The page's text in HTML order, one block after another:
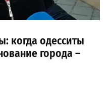
когда одесситы
города –